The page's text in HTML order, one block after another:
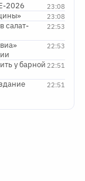
23:08
2026
23:08
22:53
салат-
22:53
22:51
у барной
22:51